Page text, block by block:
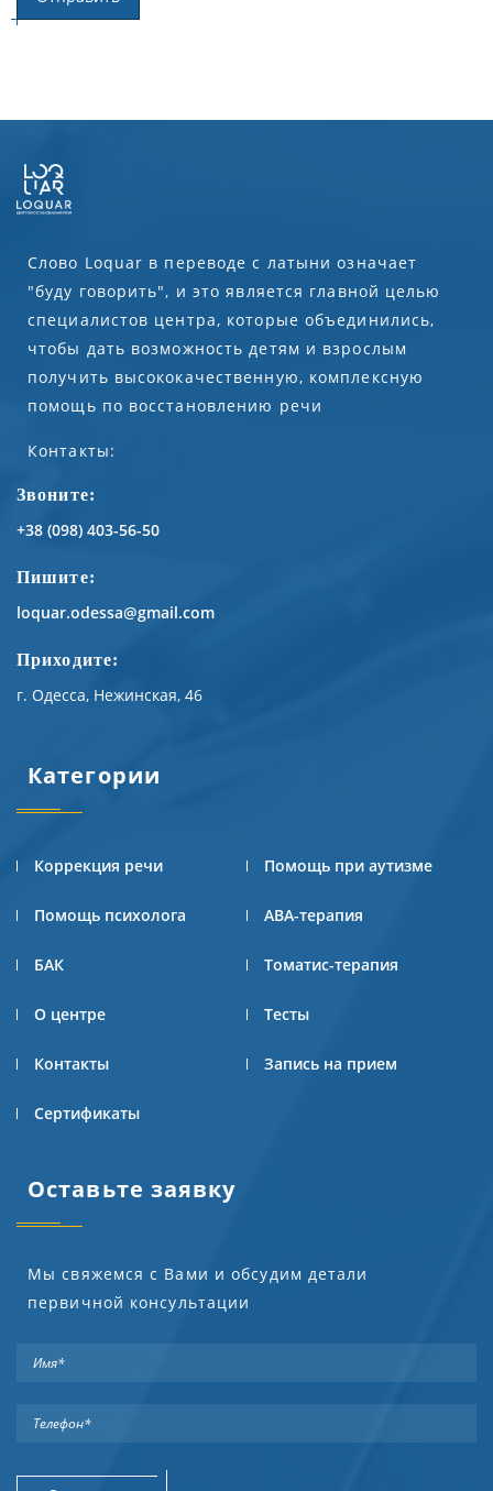
Слово Loquar в переводе с латыни означает
"буду говорить", и это является главной целью
специалистов центра, которые объединились,
чтобы дать возможность детям и взрослым
получить высококачественную, комплексную
помощь по восстановлению речи
Контакты:
Звоните:
+38 (098) 403-56-50
Пишите:
loquar.odessa@gmail.com
Приходите:
г. Одесса, Нежинская, 46
Категории
Коррекция речи Помощь при аутизме
Помощь психолога АВА-терапия
БАК Томатис-терапия
О центре Тесты
Контакты Запись на прием
Сертификаты
Оставьте заявку
Мы свяжемся с Вами и обсудим детали
первичной консультации